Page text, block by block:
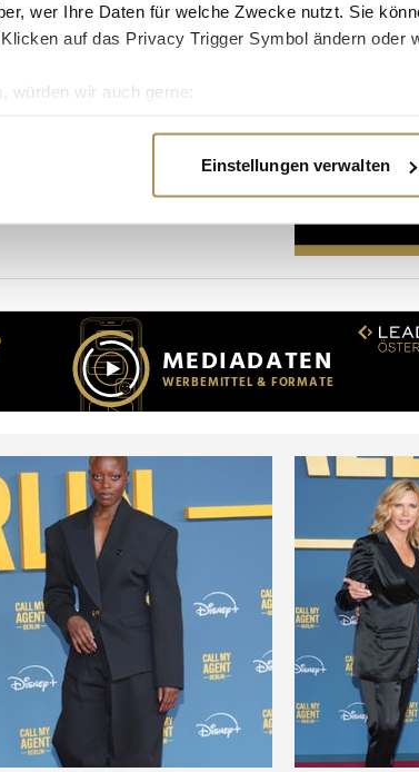
wer Ihre Daten für welche Zwecke nutzt. Sie
auf das Privacy Trigger Symbol ändern oder
würden wir auch gerne:
wie Ihre persönlichen Daten verarbeitet
um Inhalte und Anzeigen zu personalisieren,
für soziale Medien, Werbung und Analysen
Daten zusammen, die Sie ihnen bereitgestellt
haben.
Einstellungen verwalten